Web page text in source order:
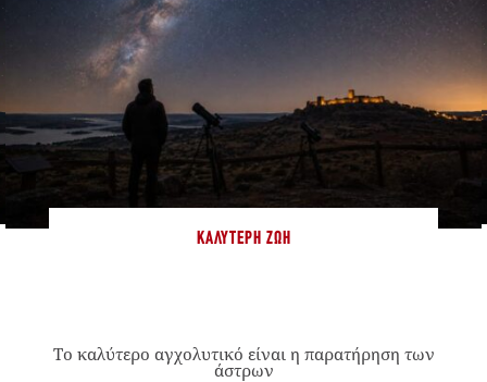
ΚΑΛΎΤΕΡΗ ΖΩΉ
Το καλύτερο αγχολυτικό είναι η παρατήρηση των
άστρων